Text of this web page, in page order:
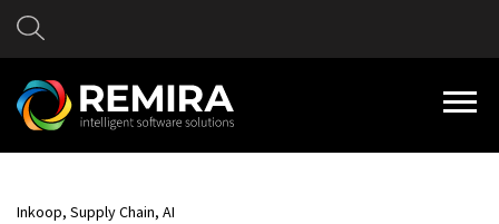
Inkoop, Supply Chain, AI